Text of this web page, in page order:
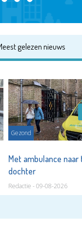
gelezen nieuws
Gezond
Met ambulance
dochter
Redactie - 09-08-2026